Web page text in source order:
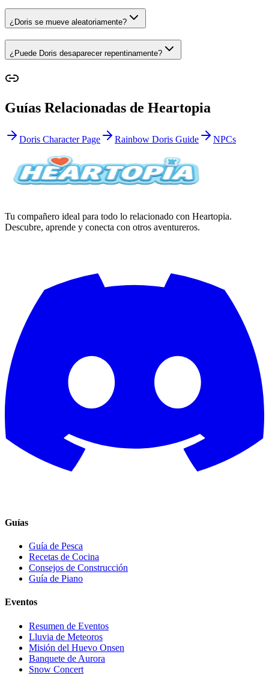
¿Doris se mueve aleatoriamente?
¿Puede Doris desaparecer repentinamente?
Guías Relacionadas de Heartopia
Doris Character Page Rainbow Doris Guide NPCs
Tu compañero ideal para todo lo relacionado con Heartopia.
Descubre, aprende y conecta con otros aventureros.
Guías
Guía de Pesca
Recetas de Cocina
Consejos de Construcción
Guía de Piano
Eventos
Resumen de Eventos
Lluvia de Meteoros
Misión del Huevo Onsen
Banquete de Aurora
Snow Concert